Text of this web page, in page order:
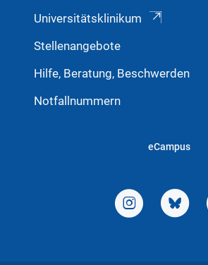
Universitätsklinikum
Stellenangebote
Hilfe, Beratung, Beschwerden
Notfallnummern
eCampus